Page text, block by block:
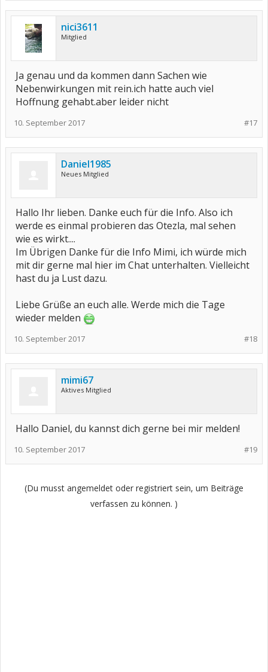
nici3611
Mitglied
Ja genau und da kommen dann Sachen wie
Nebenwirkungen mit rein.ich hatte auch viel
Hoffnung gehabt.aber leider nicht
#17
10. September 2017
Daniel1985
Neues Mitglied
Hallo Ihr lieben. Danke euch für die Info. Also ich
werde es einmal probieren das Otezla, mal sehen
wie es wirkt....
Im Übrigen Danke für die Info Mimi, ich würde mich
mit dir gerne mal hier im Chat unterhalten. Vielleicht
hast du ja Lust dazu.
Liebe Grüße an euch alle. Werde mich die Tage
wieder melden
#18
10. September 2017
mimi67
Aktives Mitglied
Hallo Daniel, du kannst dich gerne bei mir melden!
#19
10. September 2017
(Du musst angemeldet oder registriert sein, um Beiträge
verfassen zu können. )